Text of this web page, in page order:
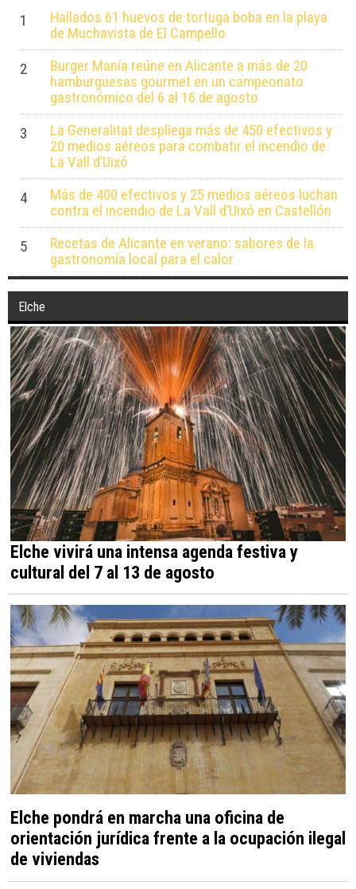
1
Hallados 61 huevos de tortuga boba en la playa
de Muchavista de El Campello
2
Burger Manía reúne en Alicante a más de 20
hamburguesas gourmet en un campeonato
gastronómico del 6 al 16 de agosto
3
La Generalitat despliega más de 450 efectivos y
20 medios aéreos para combatir el incendio de
La Vall d’Uixó
4
Más de 400 efectivos y 25 medios aéreos luchan
contra el incendio de La Vall d’Uixó en Castellón
5
Recetas de Alicante en verano: sabores de la
gastronomía local para el calor
Elche
Elche vivirá una intensa agenda festiva y
cultural del 7 al 13 de agosto
Elche pondrá en marcha una oficina de
orientación jurídica frente a la ocupación ilegal
de viviendas